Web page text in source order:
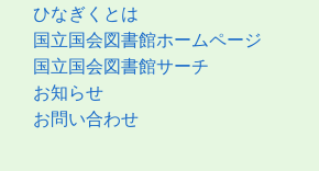
ひなぎくとは
国立国会図書館ホームページ
国立国会図書館サーチ
お知らせ
お問い合わせ